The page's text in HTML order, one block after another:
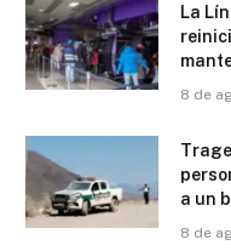
La
8 de
a un
8 de